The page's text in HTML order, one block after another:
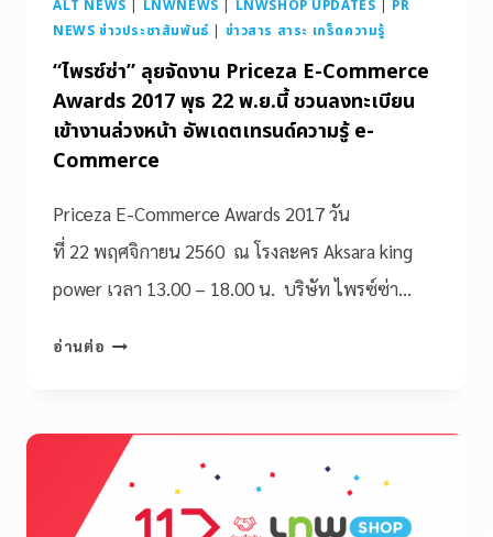
ALT NEWS | LNWNEWS | LNWSHOP UPDATES | PR
NEWS ข่าวประชาสัมพันธ์ | ข่าวสาร สาระ เกร็ดความรู้
“ไพรซ์ซ่า” ลุยจัดงาน Priceza E-Commerce
Awards 2017 พุธ 22 พ.ย.นี้ ชวนลงทะเบียน
เข้างานล่วงหน้า อัพเดตเทรนด์ความรู้ e-
Commerce
Priceza E-Commerce Awards 2017 วัน
ที่ 22 พฤศจิกายน 2560 ณ โรงละคร Aksara king
power เวลา 13.00 – 18.00 น. บริษัท ไพรซ์ซ่า…
อ่านต่อ